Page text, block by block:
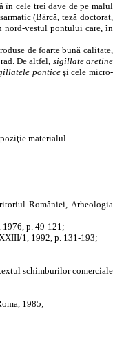
în cele trei dave de pe malul
(Bârcă, teză doctorat,
nord-vestul pontului care, în
de foarte bună calitate,
De altfel, sigillate aretine
ponticeşi cele micro-
materialul.
României, Arheologia
1976, p. 49-121;
1, 1992, p. 131-193;
schimburilor comerciale
1985;